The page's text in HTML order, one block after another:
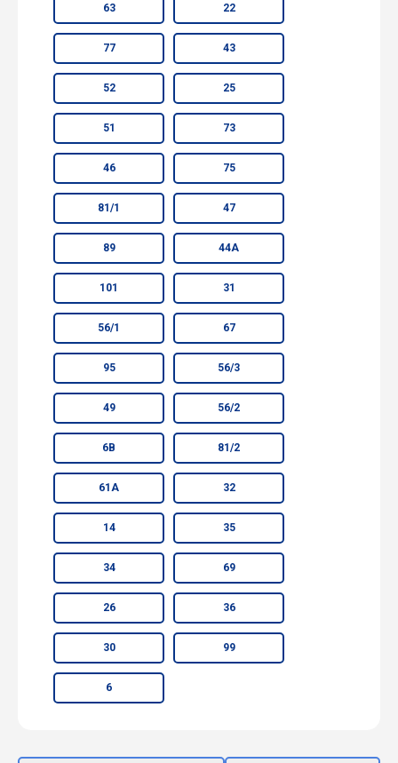
63 22
77 43
52 25
51 73
46 75
81/1 47
89 44А
101 31
56/1 67
95 56/3
49 56/2
6В 81/2
61А 32
14 35
34 69
26 36
30 99
6